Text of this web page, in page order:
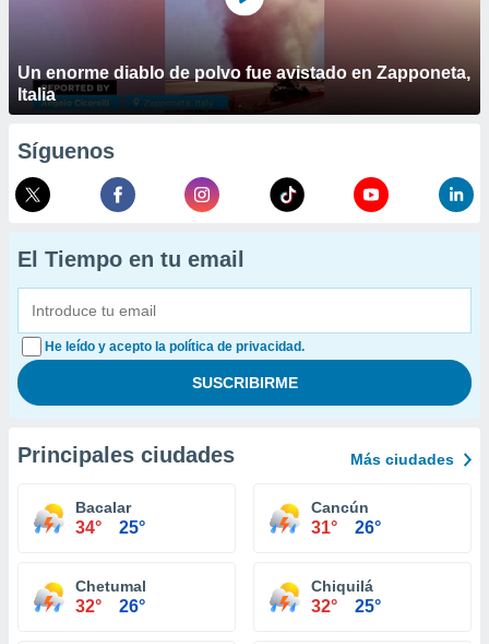
Un enorme diablo de polvo fue avistado en Zapponeta,
Italia
Síguenos
El Tiempo en tu email
He leído y acepto la política de privacidad.
Principales ciudades Más ciudades
Bacalar
34° 25°
Cancún
31° 26°
Chetumal
32° 26°
Chiquilá
32° 25°